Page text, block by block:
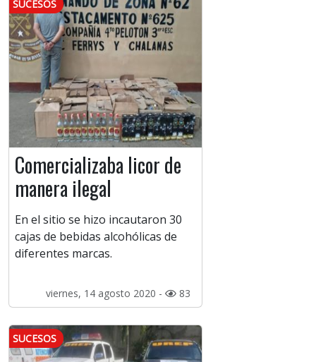
SUCESOS
Comercializaba licor de
manera ilegal
En el sitio se hizo incautaron 30
cajas de bebidas alcohólicas de
diferentes marcas.
viernes, 14 agosto 2020 - 83
SUCESOS